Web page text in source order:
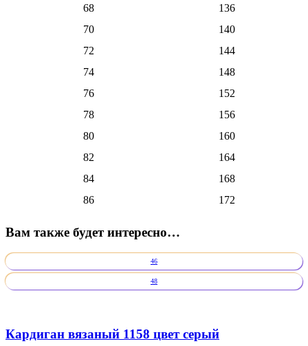
68
136
70
140
72
144
74
148
76
152
78
156
80
160
82
164
84
168
86
172
Вам также будет интересно…
46
48
Кардиган вязаный 1158 цвет серый